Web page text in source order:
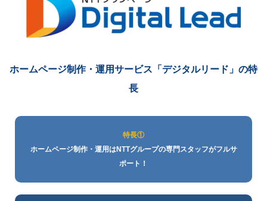
ホームページ制作・運用サービス 「デジタルリード」の特
長
特長①
ホームページ制作・運用はNTTグループの専門スタッフがフルサ
ポート！